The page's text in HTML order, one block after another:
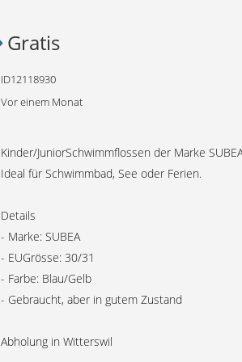
Gratis
ID12118930
Vor einem Monat
Kinder/JuniorSchwimmflossen der Marke
Ideal für Schwimmbad, See oder Ferien.
Details
- Marke: SUBEA
- EUGrösse: 30/31
- Farbe: Blau/Gelb
- Gebraucht, aber in gutem Zustand
Abholung in Witterswil